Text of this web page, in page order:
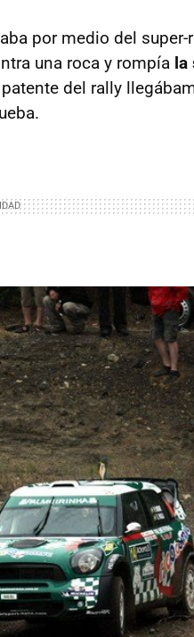
por medio del super-
una roca y rompía la
del rally